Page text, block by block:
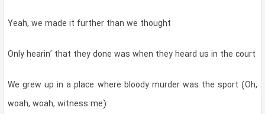
Yeah, we made it further than we thought
Only hearin’ that they done was when they heard us in the court
We grew up in a place where bloody murder was the sport (Oh,
woah, woah, witness me)